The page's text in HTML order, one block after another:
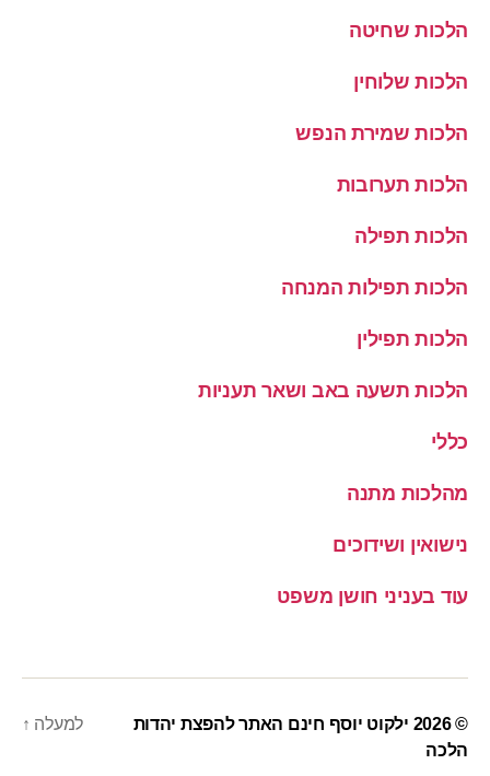
הלכות שחיטה
הלכות שלוחין
הלכות שמירת הנפש
הלכות תערובות
הלכות תפילה
הלכות תפילות המנחה
הלכות תפילין
הלכות תשעה באב ושאר תעניות
כללי
מהלכות מתנה
נישואין ושידוכים
עוד בעניני חושן משפט
© 2026
ילקוט יוסף חינם האתר להפצת יהדות
הלכה
למעלה ↑